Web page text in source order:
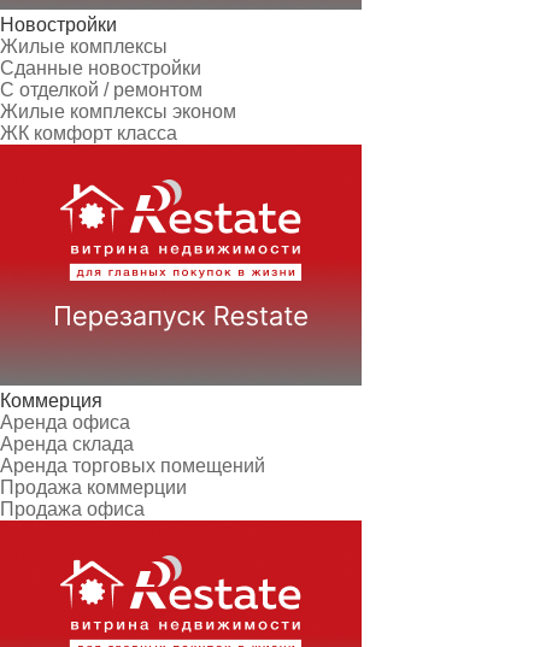
Новостройки
Жилые комплексы
Сданные новостройки
С отделкой / ремонтом
Жилые комплексы эконом
ЖК комфорт класса
Коммерция
Аренда офиса
Аренда склада
Аренда торговых помещений
Продажа коммерции
Продажа офиса